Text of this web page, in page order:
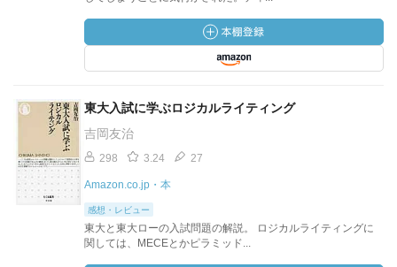
東大入試に学ぶロジカルライティング
吉岡友治
298 3.24 27
Amazon.co.jp・本
感想・レビュー
東大と東大ローの入試問題の解説。 ロジカルライティングに
関しては、MECEとかピラミッド...